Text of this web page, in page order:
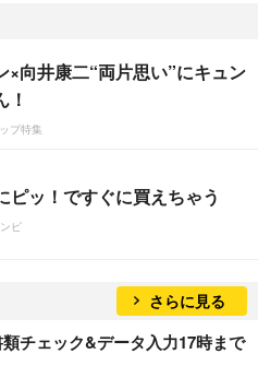
×向井康二“両片思い”にキュン
！
プ特集
ピッ！ですぐに買えちゃう
ピ
さらに見る
チェック&データ入力17時まで